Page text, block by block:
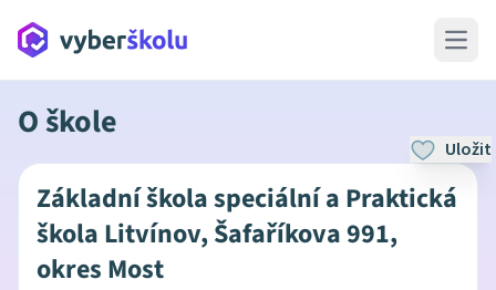
Open
O škole
Uložit
Základní škola speciální a Praktická
škola Litvínov, Šafaříkova 991,
okres Most